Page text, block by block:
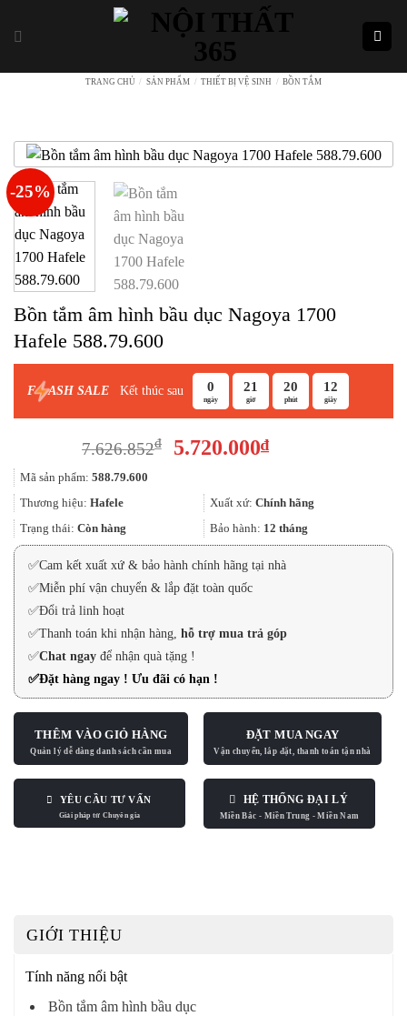
TRANG CHỦ / SẢN PHẨM / THIẾT BỊ VỆ SINH / BỒN TẮM
-25%
Bồn tắm âm hình bầu dục Nagoya 1700
Hafele 588.79.600
F ASH SALE Kết thúc sau 0
ngày
21
giờ
20
phút
12
giây
7.626.852₫
Giá
7.626.852₫.
5.720.000₫Giá
là:
5.720.000₫.
Mã sản phẩm: 588.79.600
Thương hiệu: Hafele Xuất xứ: Chính hãng
Trạng thái: Còn hàng Bảo hành: 12 tháng
✅Cam kết xuất xứ & bảo hành chính hãng tại nhà
✅Miễn phí vận chuyển & lắp đặt toàn quốc
✅Đổi trả linh hoạt
✅Thanh toán khi nhận hàng, hỗ trợ mua trả góp
✅Chat ngay để nhận quà tặng !
✅Đặt hàng ngay ! Ưu đãi có hạn !
THÊM VÀO GIỎ HÀNG ĐẶT MUA NGAY
YÊU CẦU TƯ VẤN HỆ THỐNG ĐẠI LÝ
GIỚI THIỆU
Tính năng nổi bật
Bồn tắm âm hình bầu dục